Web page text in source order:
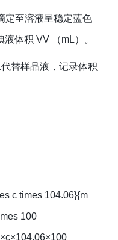
定至溶液呈稳定蓝色
液体积VV （mL）。
替样品液，记录体积
c times 104.06}{m
100
×c×104.06×100